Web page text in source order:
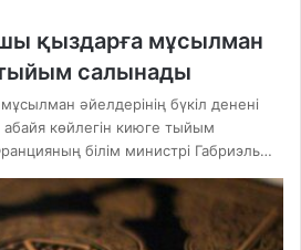
қыздарға мұсылман
тыйым салынады
әйелдерінің бүкіл денені
көйлегін киюге тыйым
білім министрі Габриэль…